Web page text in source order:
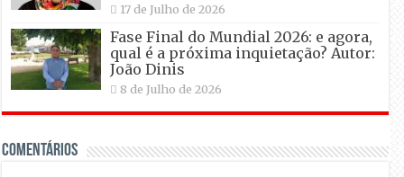
17 de Julho de 2026
Fase Final do Mundial 2026: e agora,
qual é a próxima inquietação? Autor:
João Dinis
8 de Julho de 2026
Comentários